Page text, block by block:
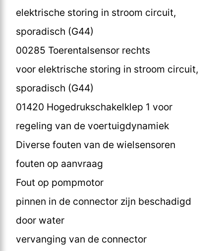
elektrische storing in stroom circuit,
sporadisch (G44)
00285 Toerentalsensor rechts
voor elektrische storing in stroom circuit,
sporadisch (G44)
01420 Hogedrukschakelklep 1 voor
regeling van de voertuigdynamiek
Diverse fouten van de wielsensoren
fouten op aanvraag
Fout op pompmotor
pinnen in de connector zijn beschadigd
door water
vervanging van de connector